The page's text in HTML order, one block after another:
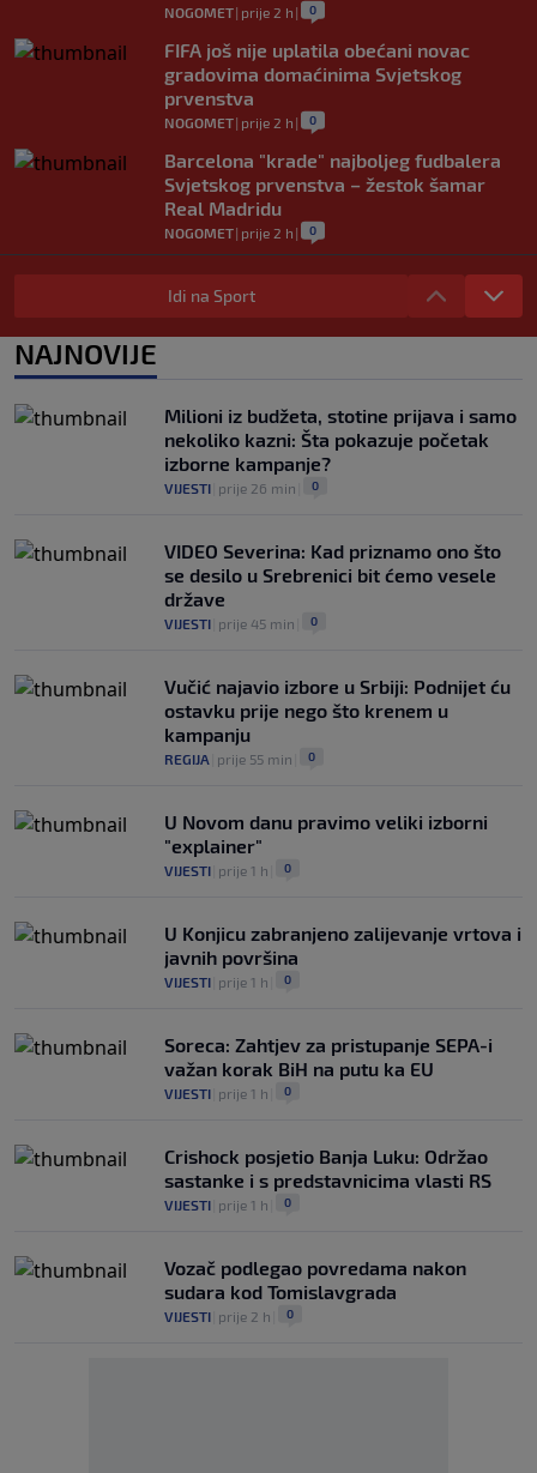
NOGOMET| prije 2 h | 0
FIFA još nije uplatila obećani novac
gradovima domaćinima Svjetskog
prvenstva
NOGOMET| prije 2 h | 0
Barcelona "krade" najboljeg fudbalera
Svjetskog prvenstva – žestok šamar
Real Madridu
NOGOMET| prije 2 h | 0
Bio je najbolji igrač Svjetskog prvenstva,
bavio se i tenisom, a sada je postao novi
NOGOMET|prije 2 h| 0
najboljih fudbalera Ugande
NOGOMET|prije 3 h| 0
Idi na Sport
NAJNOVIJE
Milioni iz budžeta, stotine prijava i samo
nekoliko kazni: Šta pokazuje početak
izborne kampanje?
VIJESTI prije 26 min 0
VIDEO Severina: Kad priznamo ono što
se desilo u Srebrenici bit ćemo vesele
države
VIJESTI prije 45 min 0
Vučić najavio izbore u Srbiji: Podnijet ću
ostavku prije nego što krenem u
kampanju
REGIJA prije 55 min 0
U Novom danu pravimo veliki izborni
"explainer"
VIJESTI prije 1 h 0
U Konjicu zabranjeno zalijevanje vrtova i
javnih površina
VIJESTI prije 1 h 0
Soreca: Zahtjev za pristupanje SEPA-i
važan korak BiH na putu ka EU
VIJESTI prije 1 h 0
Crishock posjetio Banja Luku: Održao
sastanke i s predstavnicima vlasti RS
VIJESTI prije 1 h 0
Vozač podlegao povredama nakon
sudara kod Tomislavgrada
VIJESTI prije 2 h 0